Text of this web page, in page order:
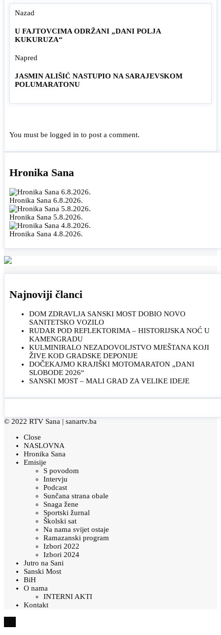
Nazad
U FAJTOVCIMA ODRŽANI „DANI POLJA
KUKURUZA“
Napred
JASMIN ALIŠIĆ NASTUPIO NA SARAJEVSKOM
POLUMARATONU
You must be logged in to post a comment.
Hronika Sana
Hronika Sana 6.8.2026.
Hronika Sana 5.8.2026.
Hronika Sana 4.8.2026.
Najnoviji članci
DOM ZDRAVLJA SANSKI MOST DOBIO NOVO
SANITETSKO VOZILO
RUDAR POD REFLEKTORIMA – HISTORIJSKA NOĆ U
KAMENGRADU
KULMINIRALO NEZADOVOLJSTVO MJEŠTANA KOJI
ŽIVE KOD GRADSKE DEPONIJE
DOČEKAJMO KRAJIŠKI MOTOMARATON „DANI
SLOBODE 2026“
SANSKI MOST – MALI GRAD ZA VELIKE IDEJE
© 2022 RTV Sana | sanartv.ba
Close
NASLOVNA
Hronika Sana
Emisije
S povodom
Intervju
Podcast
Sunčana strana obale
Snaga žene
Sportski žurnal
Školski sat
Na nama svijet ostaje
Ramazanski program
Izbori 2022
Izbori 2024
Jutro na Sani
Sanski Most
BiH
O nama
INTERNI AKTI
Kontakt